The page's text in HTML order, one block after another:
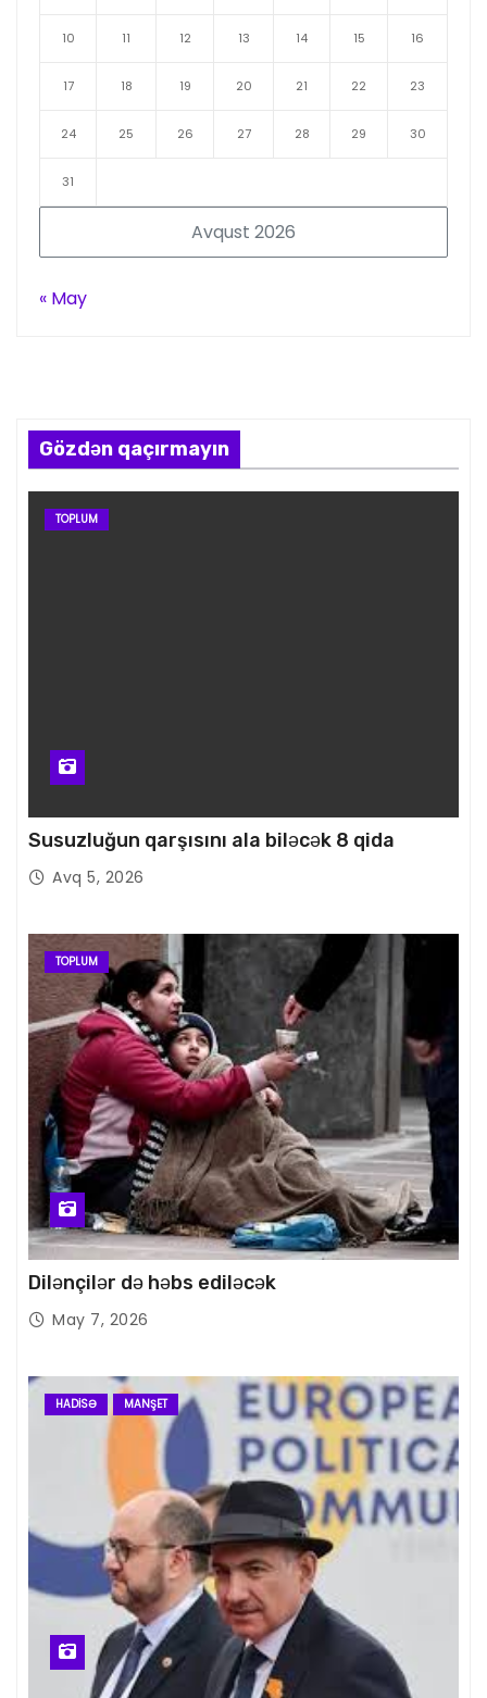
Avqust 2026
10 11 12 13 14 15 16
17 18 19 20 21 22 23
24 25 26 27 28 29 30
31
« May
Gözdən qaçırmayın
TOPLUM
Susuzluğun qarşısını ala biləcək 8 qida
Avq 5, 2026
TOPLUM
Dilənçilər də həbs ediləcək
May 7, 2026
HADISƏ MANŞET